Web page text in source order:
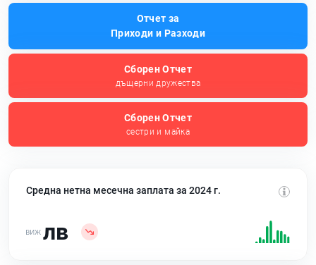
Отчет за
Приходи и Разходи
Сборен Отчет
дъщерни дружества
Сборен Отчет
сестри и майка
Средна нетна месечна заплата за 2024 г.
лв